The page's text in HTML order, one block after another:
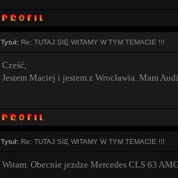
Tytuł: Re: TUTAJ SIĘ WITAMY W TYM TEMACIE !!!
Cześć,
Jestem Maciej i jestem z Wrocławia. Mam
Tytuł: Re: TUTAJ SIĘ WITAMY W TYM TEMACIE !!!
Witam. Obecnie jezdze Mercedes CLS 63